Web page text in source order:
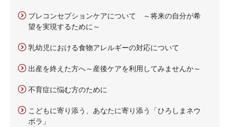
プレコンセプションケアについて ～将来の自分が希
望を実現するために～
乳幼児における食物アレルギーの対応について
出産を終えた方へ～産後ケアを利用してみませんか～
不育症に悩む方のために
こどもに寄り添う、あなたに寄り添う「ひろしまネウ
ボラ」